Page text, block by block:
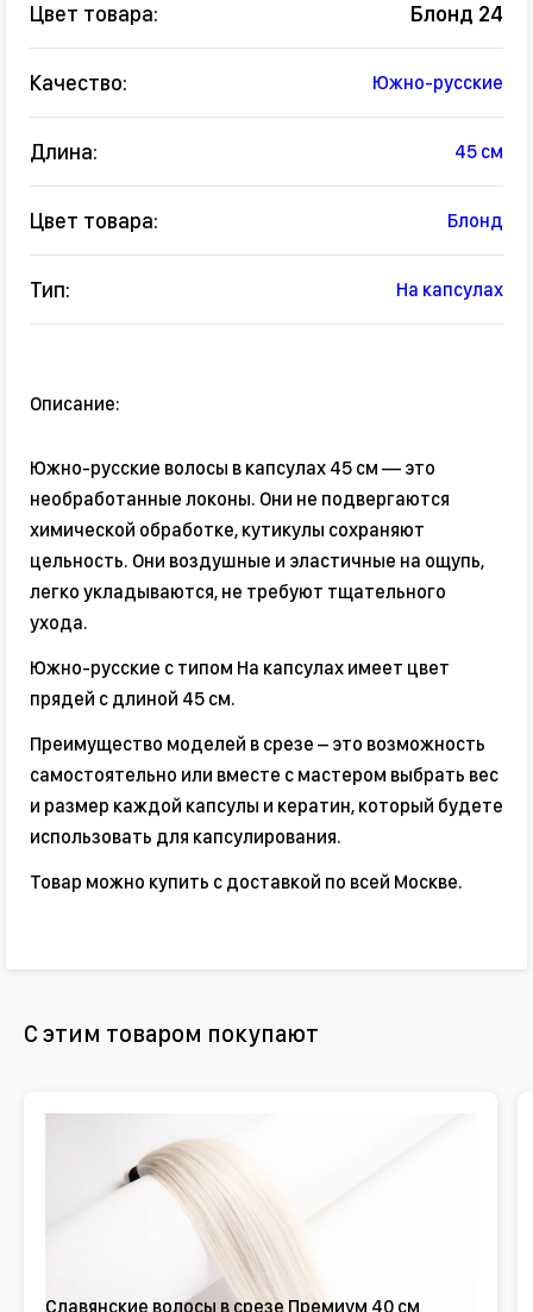
Цвет товара: Блонд 24
Качество: Южно-русские
Длина: 45 см
Цвет товара: Блонд
Тип: На капсулах
Описание:
Южно-русские волосы в капсулах 45 см — это
необработанные локоны. Они не подвергаются
химической обработке, кутикулы сохраняют
цельность. Они воздушные и эластичные на ощупь,
легко укладываются, не требуют тщательного
ухода.
Южно-русские с типом На капсулах имеет цвет
прядей с длиной 45 см.
Преимущество моделей в срезе – это возможность
самостоятельно или вместе с мастером выбрать вес
и размер каждой капсулы и кератин, который будете
использовать для капсулирования.
Товар можно купить с доставкой по всей Москве.
С этим товаром покупают
Славянские волосы в срезе Премиум 40 см